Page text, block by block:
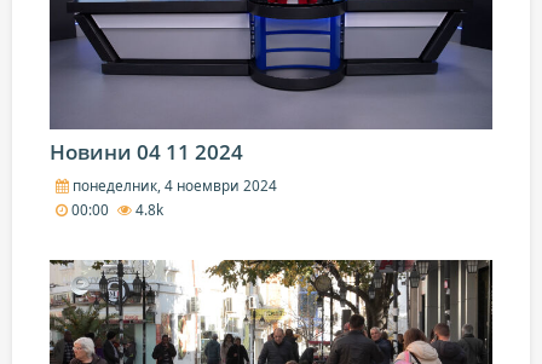
Новини 04 11 2024
понеделник, 4 ноември 2024
00:00
4.8k